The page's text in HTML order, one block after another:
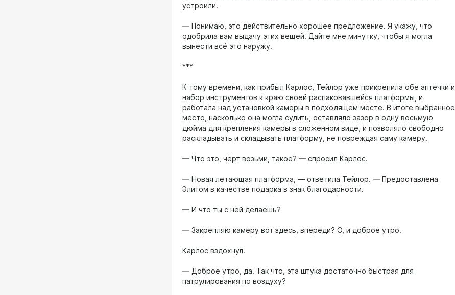
устроили.
— Понимаю, это действительно хорошее предложение. Я укажу, что
одобрила вам выдачу этих вещей. Дайте мне минутку, чтобы я могла
вынести всё это наружу.
***
К тому времени, как прибыл Карлос, Тейлор уже прикрепила обе аптечки и
набор инструментов к краю своей распаковавшейся платформы, и
работала над установкой камеры в подходящем месте. В итоге выбранное
место, насколько она могла судить, оставляло зазор в одну восьмую
дюйма для крепления камеры в сложенном виде, и позволяло свободно
раскладывать и складывать платформу, не повреждая саму камеру.
— Что это, чёрт возьми, такое? — спросил Карлос.
— Новая летающая платформа, — ответила Тейлор. — Предоставлена
Элитом в качестве подарка в знак благодарности.
— И что ты с ней делаешь?
— Закрепляю камеру вот здесь, впереди? О, и доброе утро.
Карлос вздохнул.
— Доброе утро, да. Так что, эта штука достаточно быстрая для
патрулирования по воздуху?